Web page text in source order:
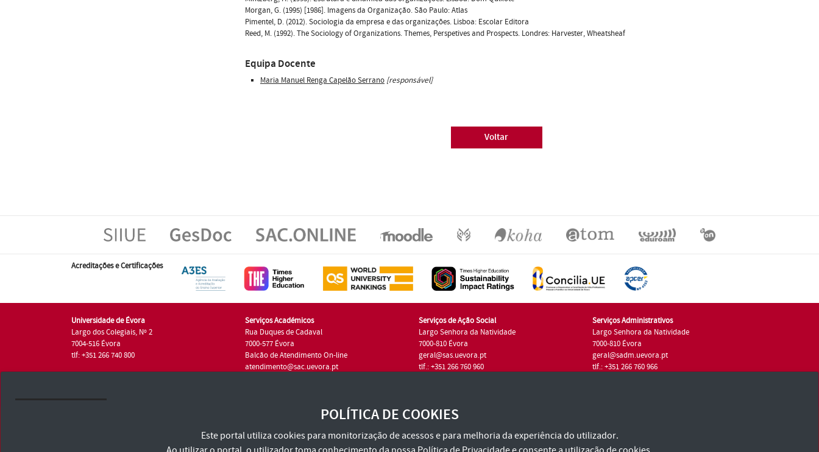
Morgan, G. (1995) [1986]. Imagens da Organização. São Paulo: Atlas
Pimentel, D. (2012). Sociologia da empresa e das organizações. Lisboa: Escolar Editora
Reed, M. (1992). The Sociology of Organizations. Themes, Perspetives and Prospects. Londres: Harvester, Wheatsheaf
Equipa Docente
Maria Manuel Renga Capelão Serrano [responsável]
Voltar
Acreditações e Certificações
Universidade de Évora
Largo dos Colegiais, Nº 2
7004-516 Évora
tlf: +351 266 740 800
Serviços Académicos
Rua Duques de Cadaval
7000-577 Évora
Balcão de Atendimento On-line
atendimento@sac.uevora.pt
Serviços de Ação Social
Largo Senhora da Natividade
7000-810 Évora
geral@sas.uevora.pt
tlf.: +351 266 760 960
Serviços Administrativos
Largo Senhora da Natividade
7000-810 Évora
geral@sadm.uevora.pt
tlf.: +351 266 760 966
Consulte os Termos e Condições e Política de Privacidade
POLÍTICA DE COOKIES
Este portal utiliza cookies para monitorização de acessos e para melhoria da experiência do utilizador.